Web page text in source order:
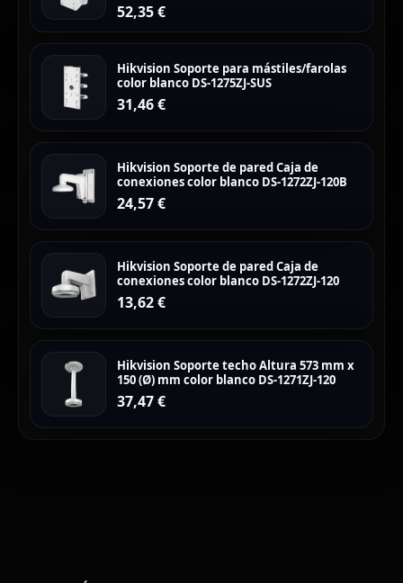
52,35€
Hikvision Soporte para mástiles/farolas
color blanco DS-1275ZJ-SUS
31,46€
Hikvision Soporte de pared Caja de
conexiones color blanco DS-1272ZJ-120B
24,57€
Hikvision Soporte de pared Caja de
conexiones color blanco DS-1272ZJ-120
13,62€
Hikvision Soporte techo Altura 573 mm x
150 (Ø) mm color blanco DS-1271ZJ-120
37,47€